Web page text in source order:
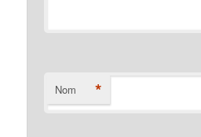
Nom *